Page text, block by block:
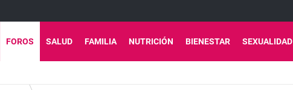
FOROS SALUD FAMILIA NUTRICIÓN BIENESTAR SEXUALIDAD